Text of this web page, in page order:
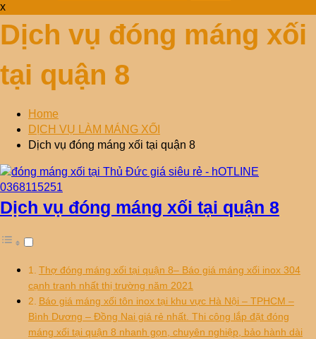
x
Dịch vụ đóng máng xối
tại quận 8
Home
DỊCH VỤ LÀM MÁNG XỐI
Dịch vụ đóng máng xối tại quận 8
Dịch vụ đóng máng xối tại quận 8
Thợ đóng máng xối tại quận 8– Báo giá máng xối inox 304
cạnh tranh nhất thị trường năm 2021
Báo giá máng xối tôn inox tại khu vực Hà Nội – TPHCM –
Bình Dương – Đồng Nai giá rẻ nhất. Thi công lắp đặt đóng
máng xối tại quận 8 nhanh gọn, chuyên nghiệp, bảo hành dài